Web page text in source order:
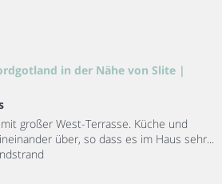
in der Nähe von Slite |
großer West-Terrasse. Küche und
über, so dass es im Haus sehr...